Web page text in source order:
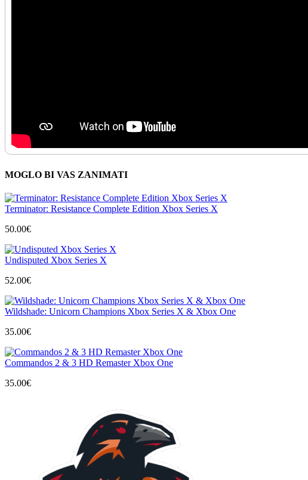
MOGLO BI VAS ZANIMATI
Terminator: Resistance Complete Edition Xbox Series X
50.00€
Undisputed Xbox Series X
52.00€
Wildshade: Unicorn Champions Xbox Series X & Xbox One
35.00€
Commandos 2 & 3 HD Remaster Xbox One
35.00€